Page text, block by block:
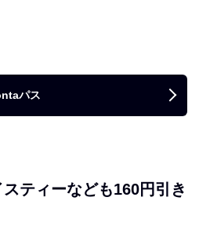
パス
ティーなども160円引き